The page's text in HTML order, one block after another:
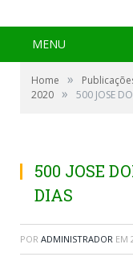
MENU
Home »
2020 » 500 JOSE
500 JOSE
DIAS
POR ADMINISTRADOR EM